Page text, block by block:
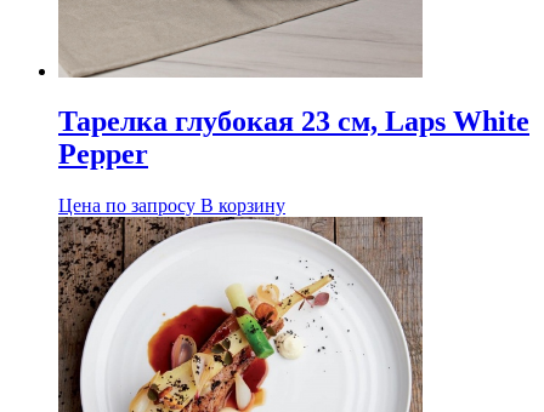
Тарелка глубокая 23 см, Laps White
Pepper
Цена по запросу В корзину